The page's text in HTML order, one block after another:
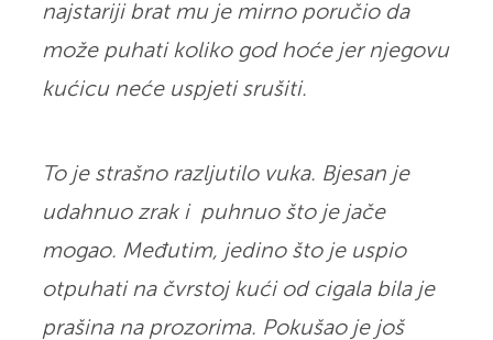
najstariji brat mu je mirno poručio da
može puhati koliko god hoće jer njegovu
kućicu neće uspjeti srušiti.
To je strašno razljutilo vuka. Bjesan je
udahnuo zrak i puhnuo što je jače
mogao. Međutim, jedino što je uspio
otpuhati na čvrstoj kući od cigala bila je
prašina na prozorima. Pokušao je još